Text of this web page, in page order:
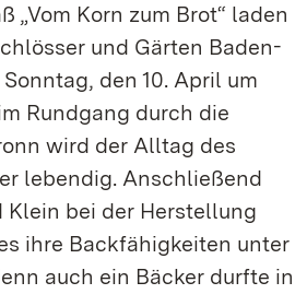
„Vom Korn zum Brot“ laden
und Gärten Baden-
den 10. April um
Rundgang durch die
wird der Alltag des
lebendig. Anschließend
Klein bei der Herstellung
ihre Backfähigkeiten unter
auch ein Bäcker durfte in